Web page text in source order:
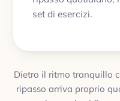
set di esercizi.
Dietro il ritmo tranquillo
ripasso arriva proprio